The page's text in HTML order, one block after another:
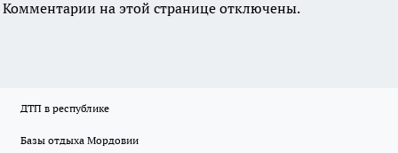
Комментарии на этой странице отключены.
ДТП в республике
Базы отдыха Мордовии